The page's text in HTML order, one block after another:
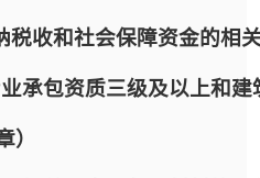
税收和社会保障资金的相
承包资质三级及以上和
）